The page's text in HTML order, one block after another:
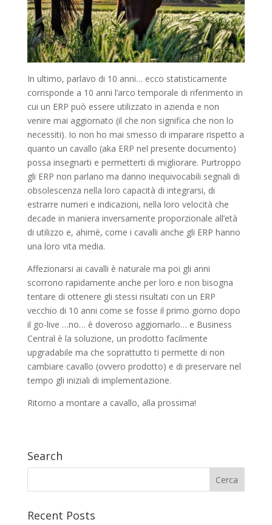
In ultimo, parlavo di 10 anni… ecco statisticamente
corrisponde a 10 anni l’arco temporale di riferimento in
cui un ERP può essere utilizzato in azienda e non
venire mai aggiornato (il che non significa che non lo
necessiti). Io non ho mai smesso di imparare rispetto a
quanto un cavallo (aka ERP nel presente documento)
possa insegnarti e permetterti di migliorare. Purtroppo
gli ERP non parlano ma danno inequivocabili segnali di
obsolescenza nella loro capacità di integrarsi, di
estrarre numeri e indicazioni, nella loro velocità che
decade in maniera inversamente proporzionale all’età
di utilizzo e, ahimè, come i cavalli anche gli ERP hanno
una loro vita media.
Affezionarsi ai cavalli è naturale ma poi gli anni
scorrono rapidamente anche per loro e non bisogna
tentare di ottenere gli stessi risultati con un ERP
vecchio di 10 anni come se fosse il primo giorno dopo
il go-live …no… è doveroso aggiornarlo… e Business
Central è la soluzione, un prodotto facilmente
upgradabile ma che soprattutto ti permette di non
cambiare cavallo (ovvero prodotto) e di preservare nel
tempo gli iniziali di implementazione.
Ritorno a montare a cavallo, alla prossima!
Search
Recent Posts